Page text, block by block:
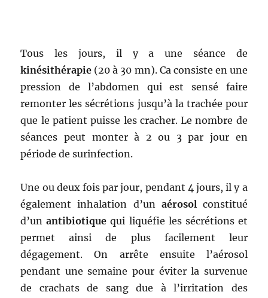
Tous les jours, il y a une séance de
kinésithérapie (20 à 30 mn). Ca consiste en une
pression de l’abdomen qui est sensé faire
remonter les sécrétions jusqu’à la trachée pour
que le patient puisse les cracher. Le nombre de
séances peut monter à 2 ou 3 par jour en
période de surinfection.
Une ou deux fois par jour, pendant 4 jours, il y a
également inhalation d’un aérosolconstitué
d’unantibiotique qui liquéfie les sécrétions et
permet ainsi de plus facilement leur
dégagement. On arrête ensuite l’aérosol
pendant une semaine pour éviter la survenue
de crachats de sang due à l’irritation des